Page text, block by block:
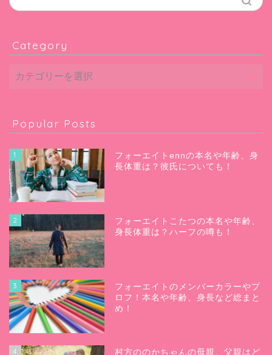
Category
Popular Posts
1
フォーエイトennの本名や年齢、身
長体重は？彼氏についても！
2
フォーエイトこたつの本名や年齢、
身長体重は？ハーフの噂も！
3
フォーエイトのメンバーカラーやプ
ロフ！本名や年齢、身長など総まと
め！
4 村方ののかちゃんの母親、父親はど